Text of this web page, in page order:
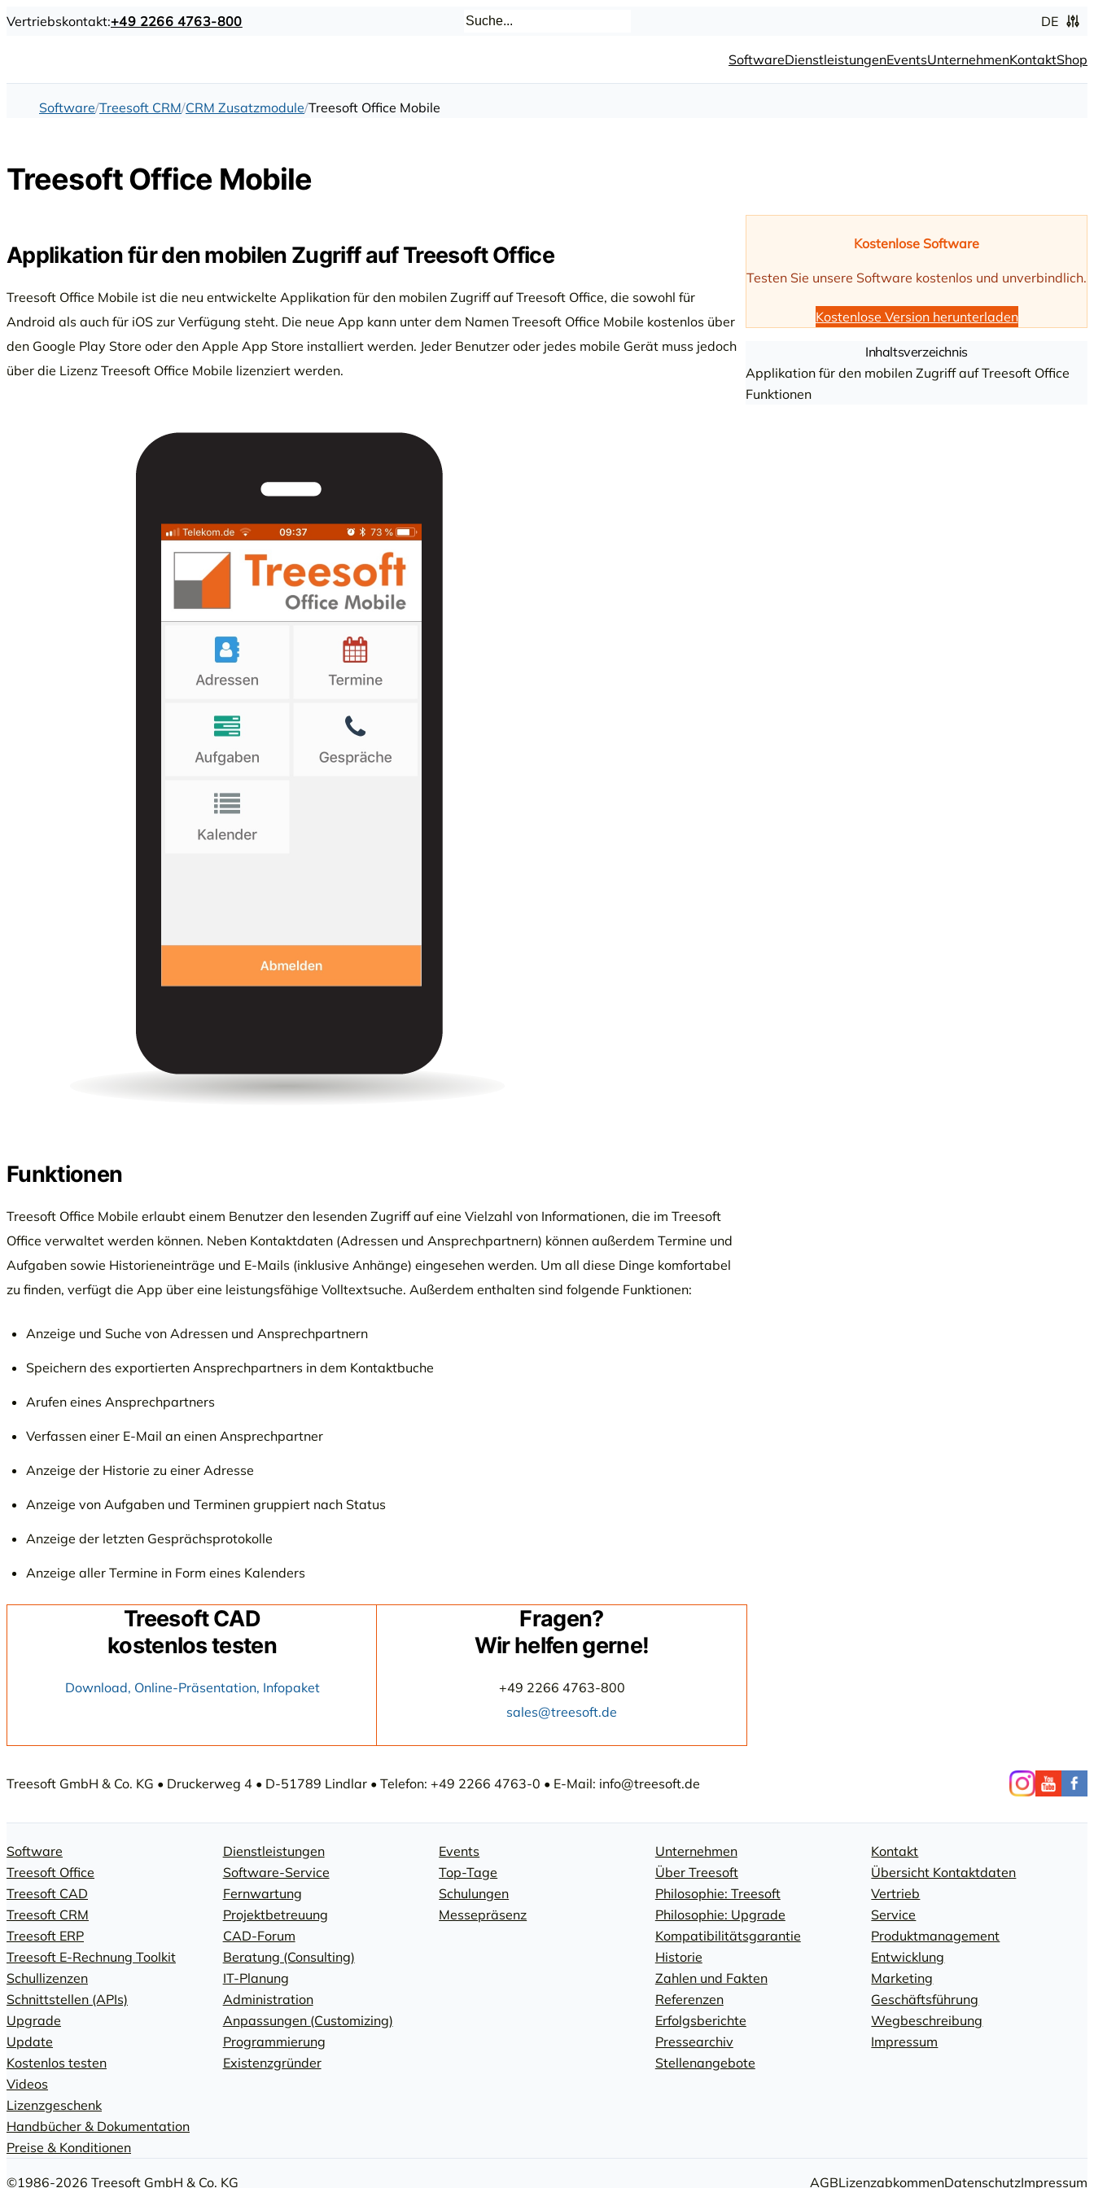
Vertriebskontakt:+49 2266 4763-800 DE
SoftwareDienstleistungenEventsUnternehmenKontaktShop
Software Treesoft CRM CRM Zusatzmodule Treesoft Office Mobile
Treesoft Office Mobile
Applikation für den mobilen Zugriff auf Treesoft Office
Treesoft Office Mobile ist die neu entwickelte Applikation für den mobilen Zugriff auf Treesoft Office, die sowohl für
Android als auch für iOS zur Verfügung steht. Die neue App kann unter dem Namen Treesoft Office Mobile kostenlos über
den Google Play Store oder den Apple App Store installiert werden. Jeder Benutzer oder jedes mobile Gerät muss jedoch
über die Lizenz Treesoft Office Mobile lizenziert werden.
Funktionen
Treesoft Office Mobile erlaubt einem Benutzer den lesenden Zugriff auf eine Vielzahl von Informationen, die im Treesoft
Office verwaltet werden können. Neben Kontaktdaten (Adressen und Ansprechpartnern) können außerdem Termine und
Aufgaben sowie Historieneinträge und E-Mails (inklusive Anhänge) eingesehen werden. Um all diese Dinge komfortabel
zu finden, verfügt die App über eine leistungsfähige Volltextsuche. Außerdem enthalten sind folgende Funktionen:
Anzeige und Suche von Adressen und Ansprechpartnern
Speichern des exportierten Ansprechpartners in dem Kontaktbuche
Arufen eines Ansprechpartners
Verfassen einer E-Mail an einen Ansprechpartner
Anzeige der Historie zu einer Adresse
Anzeige von Aufgaben und Terminen gruppiert nach Status
Anzeige der letzten Gesprächsprotokolle
Anzeige aller Termine in Form eines Kalenders
Treesoft CAD
kostenlos testen
Download, Online-Präsentation, Infopaket
Fragen?
Wir helfen gerne!
+49 2266 4763-800
sales@treesoft.de
Kostenlose Software
Testen Sie unsere Software kostenlos und unverbindlich.
Kostenlose Version herunterladen
Inhaltsverzeichnis
Applikation für den mobilen Zugriff auf Treesoft Office
Funktionen
Treesoft GmbH & Co. KG • Druckerweg 4 • D-51789 Lindlar • Telefon: +49 2266 4763-0 • E-Mail: info@treesoft.de
Software
Treesoft Office
Treesoft CAD
Treesoft CRM
Treesoft ERP
Treesoft E-Rechnung Toolkit
Schullizenzen
Schnittstellen (APIs)
Upgrade
Update
Kostenlos testen
Videos
Lizenzgeschenk
Handbücher & Dokumentation
Preise & Konditionen
Dienstleistungen
Software-Service
Fernwartung
Projektbetreuung
CAD-Forum
Beratung (Consulting)
IT-Planung
Administration
Anpassungen (Customizing)
Programmierung
Existenzgründer
Events
Top-Tage
Schulungen
Messepräsenz
Unternehmen
Über Treesoft
Philosophie: Treesoft
Philosophie: Upgrade
Kompatibilitätsgarantie
Historie
Zahlen und Fakten
Referenzen
Erfolgsberichte
Pressearchiv
Stellenangebote
Kontakt
Übersicht Kontaktdaten
Vertrieb
Service
Produktmanagement
Entwicklung
Marketing
Geschäftsführung
Wegbeschreibung
Impressum
©1986-2026 Treesoft GmbH & Co. KG AGBLizenzabkommenDatenschutzImpressum